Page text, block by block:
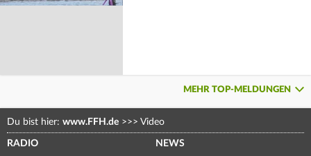
MEHR TOP-MELDUNGEN
Du bist hier: www.FFH.de >>> Video
RADIO NEWS